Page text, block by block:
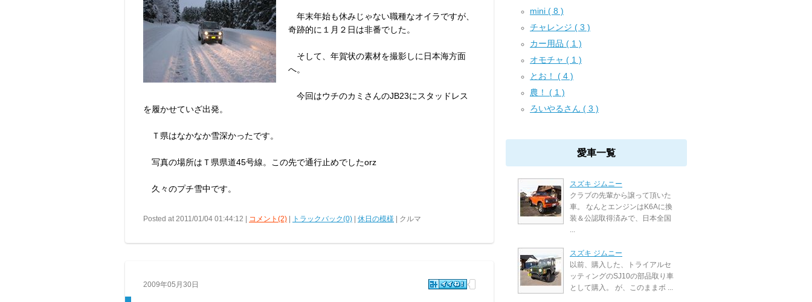
年末年始も休みじゃない職種なオイラですが、
奇跡的に１月２日は非番でした。
そして、年賀状の素材を撮影しに日本海方面
へ。
今回はウチのカミさんのJB23にスタッドレス
を履かせていざ出発。
Ｔ県はなかなか雪深かったです。
写真の場所はＴ県県道45号線。この先で通行止めでしたorz
久々のプチ雪中です。
Posted at 2011/01/04 01:44:12 | コメント(2) トラックバック(0) 休日の模様 | クルマ
2009年05月30日
mini ( 8 )
チャレンジ ( 3 )
カー用品 ( 1 )
オモチャ ( 1 )
とお！ ( 4 )
農！ ( 1 )
ろいやるさん ( 3 )
愛車一覧
スズキ ジムニー
クラブの先輩から譲って頂いた
車。 なんとエンジンはK6Aに換
装＆公認取得済みで、日本全国
...
スズキ ジムニー
以前、購入した、トライアルセ
ッティングのSJ10の部品取り車
として購入。 が、このままボ ...